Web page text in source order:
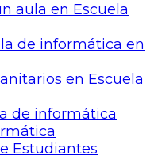
aula en Escuela
de informática en
en Escuela
de informática
Estudiantes